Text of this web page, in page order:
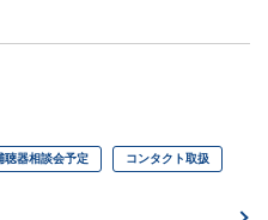
聴器相談会予定 コンタクト取扱